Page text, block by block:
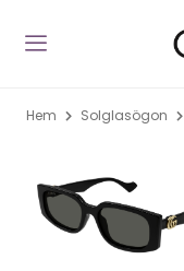
Hem Solglasögon